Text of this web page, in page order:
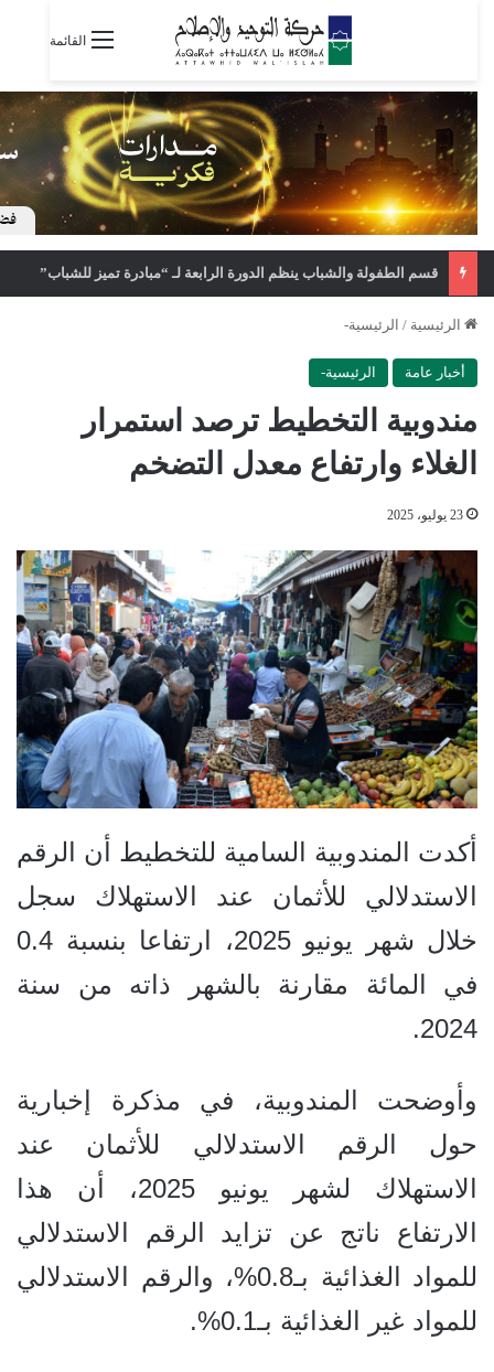
القائمة
قسم الطفولة والشباب ينظم الدورة الرابعة لـ “مبادرة تميز للشباب”
الرئيسية / الرئيسية-
أخبار عامة الرئيسية-
مندوبية التخطيط ترصد استمرار
الغلاء وارتفاع معدل التضخم
23 يوليو، 2025
أكدت المندوبية السامية للتخطيط أن الرقم
الاستدلالي للأثمان عند الاستهلاك سجل
خلال شهر يونيو 2025، ارتفاعا بنسبة 0.4
في المائة مقارنة بالشهر ذاته من سنة
2024.
وأوضحت المندوبية، في مذكرة إخبارية
حول الرقم الاستدلالي للأثمان عند
الاستهلاك لشهر يونيو 2025، أن هذا
الارتفاع ناتج عن تزايد الرقم الاستدلالي
للمواد الغذائية بـ0.8%، والرقم الاستدلالي
للمواد غير الغذائية بـ0.1%.